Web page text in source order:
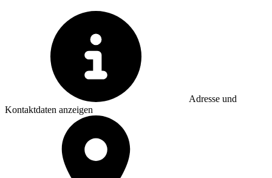
Adresse und
Kontaktdaten anzeigen